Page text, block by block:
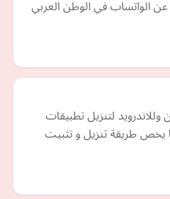
الواتساب في الوطن العربي
وللاندرويد لتنزيل تطبيقات
يخص طريقة تنزيل و تثبيت